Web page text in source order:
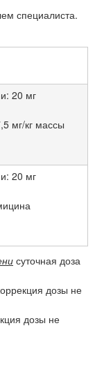
специалиста.
20 мг
мг/кг массы
20 мг
суточная доза
дозы не
дозы не